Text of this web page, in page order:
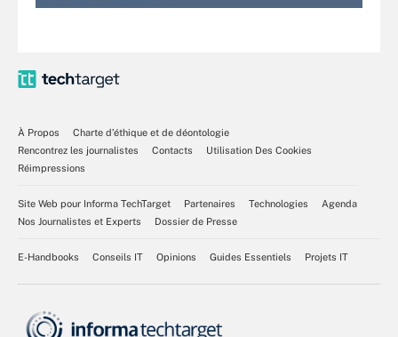
À Propos
Charte d’éthique et de déontologie
Rencontrez les journalistes
Contacts
Utilisation Des Cookies
Réimpressions
Site Web pour Informa TechTarget Partenaires Technologies
Agenda
Nos Journalistes et Experts
Dossier de Presse
E-Handbooks Conseils IT Opinions Guides Essentiels Projets IT